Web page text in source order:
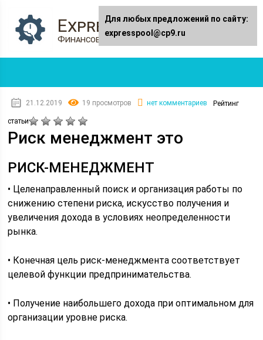
Expresspool.ru
Финансовый журнал
21.12.2019 19 просмотров нет комментариев Рейтинг
статьи
Риск менеджмент это
РИСК-МЕНЕДЖМЕНТ
• Целенаправленный поиск и организация работы по
снижению степени риска, искусство получения и
увеличения дохода в условиях неопределенности
рынка.
• Конечная цель риск-менеджмента соответствует
целевой функции предпринимательства.
• Получение наибольшего дохода при оптимальном для
организации уровне риска.
Для любых предложений по сайту:
expresspool@cp9.ru